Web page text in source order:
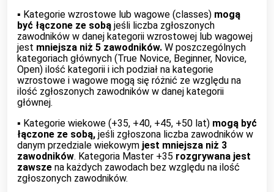
▪︎ Kategorie wzrostowe lub wagowe (classes) mogą
być łączone ze sobą jeśli liczba zgłoszonych
zawodników w danej kategorii wzrostowej lub wagowej
jest mniejsza niż 5 zawodników. W poszczególnych
kategoriach głównych (True Novice, Beginner, Novice,
Open) ilość kategorii i ich podział na kategorie
wzrostowe i wagowe mogą się różnić ze względu na
ilość zgłoszonych zawodników w danej kategorii
głównej.
▪︎ Kategorie wiekowe (+35, +40, +45, +50 lat) mogą być
łączone ze sobą, jeśli zgłoszona liczba zawodników w
danym przedziale wiekowym jest mniejsza niż 3
zawodników. Kategoria Master +35 rozgrywana jest
zawsze na każdych zawodach bez względu na ilość
zgłoszonych zawodników.